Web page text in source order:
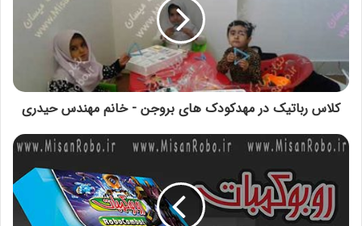
کلاس رباتیک در مهدکودک های بروجن - خانم مهندس حیدری